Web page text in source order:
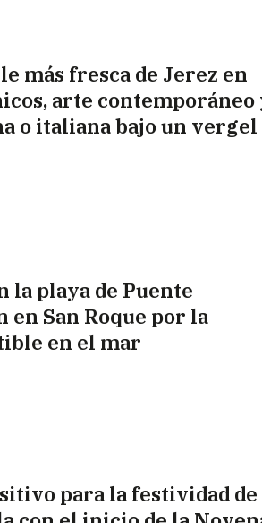
más fresca de Jerez en
arte contemporáneo
o italiana bajo un vergel
la playa de Puente
San Roque por la
en el mar
para la festividad de